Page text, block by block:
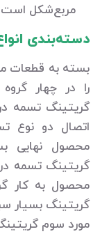
مربع‌شکل
دسته‌بندی
بسته به قطعات
را در چهار
گریتینگ تسمه
اتصال دو نوع
محصول نهایی
گریتینگ تسمه
محصول به کار
گریتینگ بسیار
مورد سوم